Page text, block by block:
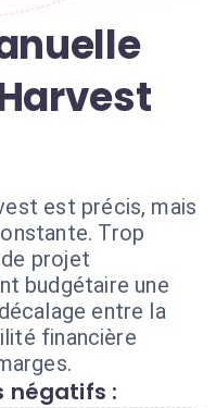
est précis, mais
Trop
projet
budgétaire une
entre la
financière
négatifs :